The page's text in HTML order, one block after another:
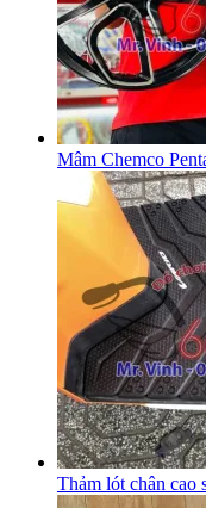
Mâm Chemco
Thảm lót chân cao